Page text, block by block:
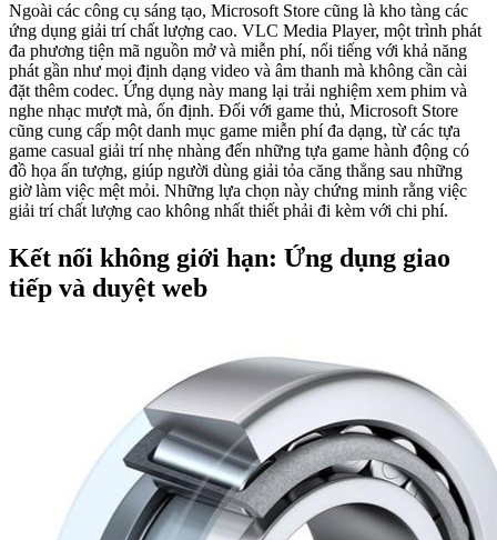
Ngoài các công cụ sáng tạo, Microsoft Store cũng là kho tàng các
ứng dụng giải trí chất lượng cao. VLC Media Player, một trình phát
đa phương tiện mã nguồn mở và miễn phí, nổi tiếng với khả năng
phát gần như mọi định dạng video và âm thanh mà không cần cài
đặt thêm codec. Ứng dụng này mang lại trải nghiệm xem phim và
nghe nhạc mượt mà, ổn định. Đối với game thủ, Microsoft Store
cũng cung cấp một danh mục game miễn phí đa dạng, từ các tựa
game casual giải trí nhẹ nhàng đến những tựa game hành động có
đồ họa ấn tượng, giúp người dùng giải tỏa căng thẳng sau những
giờ làm việc mệt mỏi. Những lựa chọn này chứng minh rằng việc
giải trí chất lượng cao không nhất thiết phải đi kèm với chi phí.
Kết nối không giới hạn: Ứng dụng giao
tiếp và duyệt web